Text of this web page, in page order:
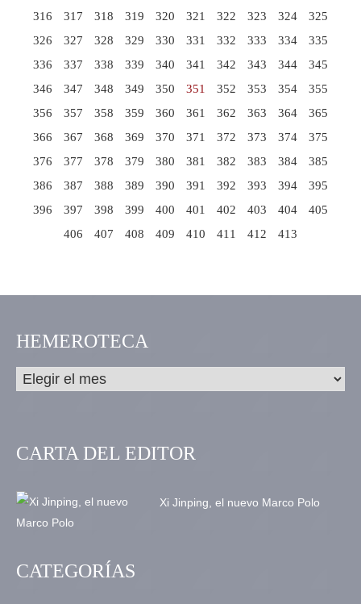
316
317 318 319 320 321 322 323 324
325
326
327 328 329 330 331 332 333 334
335
336
337 338 339 340 341 342 343 344
345
346
347 348 349 350 351 352 353 354
355
356
357 358 359 360 361 362 363 364
365
366
367 368 369 370 371 372 373 374
375
376
377 378 379 380 381 382 383 384
385
386
387 388 389 390 391 392 393 394
395
396
397 398 399 400 401 402 403 404
405
406
407 408 409 410 411 412 413
HEMEROTECA
CARTA DEL EDITOR
Xi Jinping, el nuevo Marco Polo
CATEGORÍAS